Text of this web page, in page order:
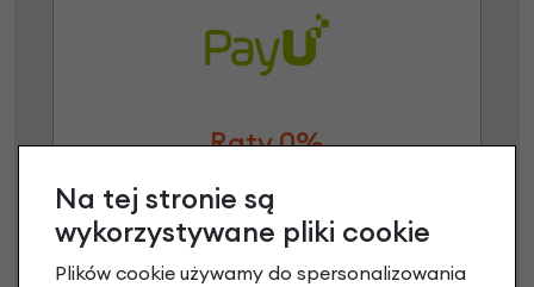
Raty 0%
3 miesiące nie płacisz
Raty do 60 miesięcy
Na tej stronie są
wykorzystywane pliki cookie
Plików cookie używamy do spersonalizowania